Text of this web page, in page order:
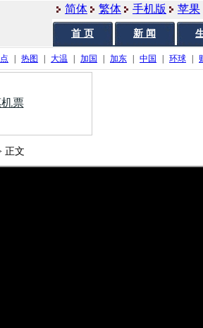
简体 繁体 手机版 苹果
首 页 新 闻
热图 大温 加国 加东 中国 环球
票
正文